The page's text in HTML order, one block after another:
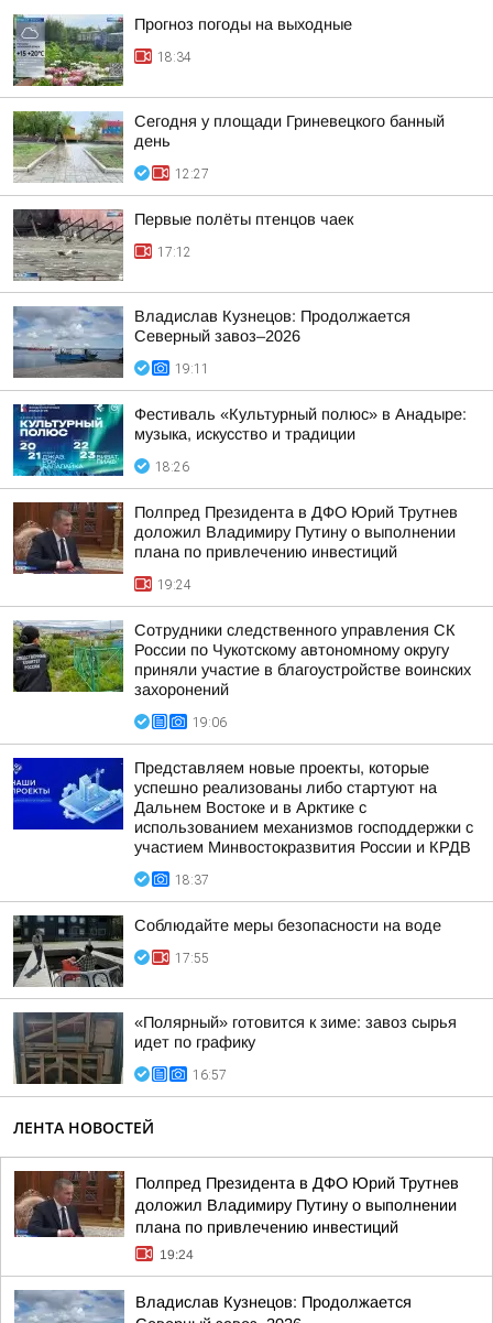
Прогноз погоды на выходные
18:34
Сегодня у площади Гриневецкого банный
день
12:27
Первые полёты птенцов чаек
17:12
Владислав Кузнецов: Продолжается
Северный завоз–2026
19:11
Фестиваль «Культурный полюс» в Анадыре:
музыка, искусство и традиции
18:26
Полпред Президента в ДФО Юрий Трутнев
доложил Владимиру Путину о выполнении
плана по привлечению инвестиций
19:24
Сотрудники следственного управления СК
России по Чукотскому автономному округу
приняли участие в благоустройстве воинских
захоронений
19:06
Представляем новые проекты, которые
успешно реализованы либо стартуют на
Дальнем Востоке и в Арктике с
использованием механизмов господдержки с
участием Минвостокразвития России и КРДВ
18:37
Соблюдайте меры безопасности на воде
17:55
«Полярный» готовится к зиме: завоз сырья
идет по графику
16:57
ЛЕНТА НОВОСТЕЙ
Полпред Президента в ДФО Юрий Трутнев
доложил Владимиру Путину о выполнении
плана по привлечению инвестиций
19:24
Владислав Кузнецов: Продолжается